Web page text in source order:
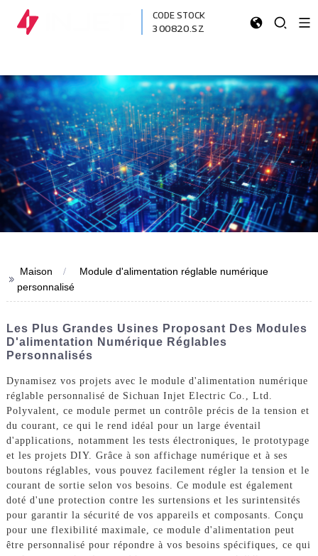
CODE STOCK
300820.SZ
>> Maison
Module d'alimentation réglable numérique
personnalisé
Les Plus Grandes Usines Proposant Des Modules
D'alimentation Numérique Réglables
Personnalisés
Dynamisez vos projets avec le module d'alimentation numérique
réglable personnalisé de Sichuan Injet Electric Co., Ltd.
Polyvalent, ce module permet un contrôle précis de la tension et
du courant, ce qui le rend idéal pour un large éventail
d'applications, notamment les tests électroniques, le prototypage
et les projets DIY. Grâce à son affichage numérique et à ses
boutons réglables, vous pouvez facilement régler la tension et le
courant de sortie selon vos besoins. Ce module est également
doté d'une protection contre les surtensions et les surintensités
pour garantir la sécurité de vos appareils et composants. Conçu
pour une flexibilité maximale, ce module d'alimentation peut
être personnalisé pour répondre à vos besoins spécifiques, ce qui